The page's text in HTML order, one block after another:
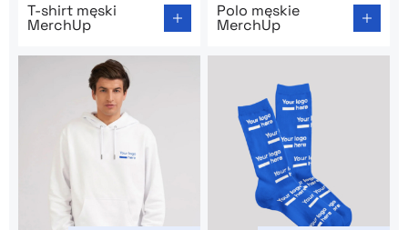
T-shirt męski
MerchUp
Polo męskie
MerchUp